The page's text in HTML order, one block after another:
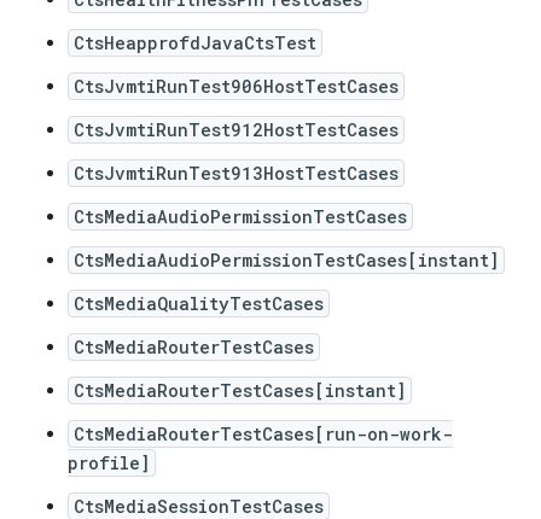
CtsHeapprofdJavaCtsTest
CtsJvmtiRunTest906HostTestCases
CtsJvmtiRunTest912HostTestCases
CtsJvmtiRunTest913HostTestCases
CtsMediaAudioPermissionTestCases
CtsMediaAudioPermissionTestCases[instant]
CtsMediaQualityTestCases
CtsMediaRouterTestCases
CtsMediaRouterTestCases[instant]
CtsMediaRouterTestCases[run-on-work-
profile]
CtsMediaSessionTestCases